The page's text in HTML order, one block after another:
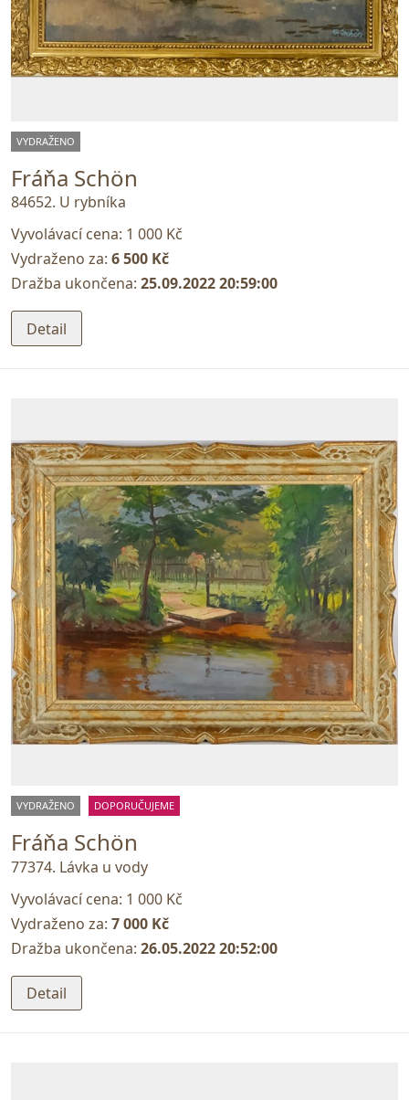
VYDRAŽENO
Fráňa Schön
84652. U rybníka
Vyvolávací cena: 1 000 Kč
Vydraženo za: 6 500 Kč
Dražba ukončena: 25.09.2022 20:59:00
Detail
VYDRAŽENO DOPORUČUJEME
Fráňa Schön
77374. Lávka u vody
Vyvolávací cena: 1 000 Kč
Vydraženo za: 7 000 Kč
Dražba ukončena: 26.05.2022 20:52:00
Detail